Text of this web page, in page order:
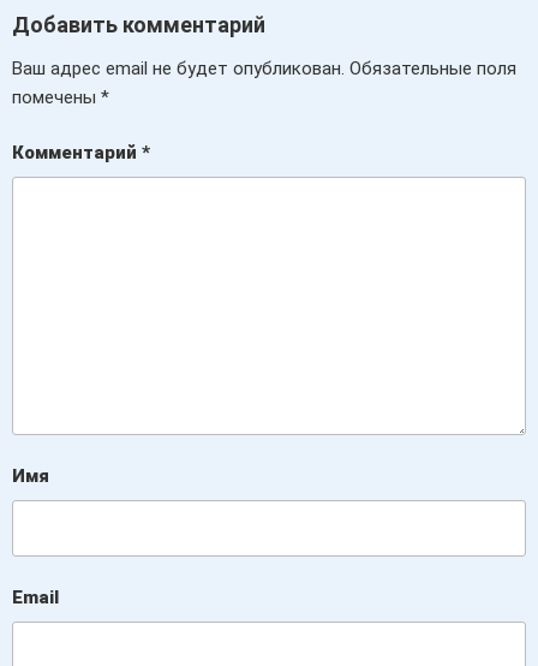
Добавить комментарий
Ваш адрес email не будет опубликован. Обязательные поля
помечены *
Комментарий *
Имя
Email